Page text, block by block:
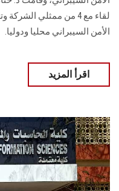
لقاء مع 4 من ممثلي
الأمن السيبراني محليا ودوليا.
اقرأ المزيد